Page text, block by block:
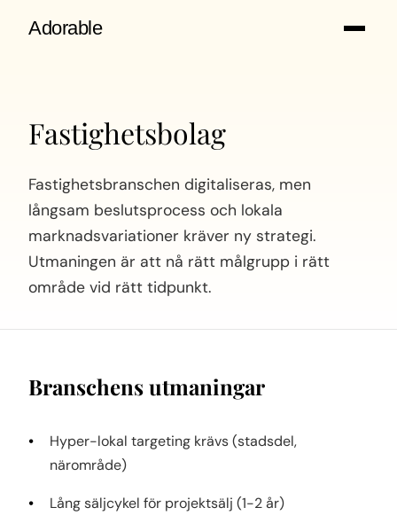
Adorable
Fastighetsbolag
Fastighetsbranschen digitaliseras, men
långsam beslutsprocess och lokala
marknadsvariationer kräver ny strategi.
Utmaningen är att nå rätt målgrupp i rätt
område vid rätt tidpunkt.
Branschens utmaningar
Hyper-lokal targeting krävs (stadsdel,
närområde)
Lång säljcykel för projektsälj (1-2 år)